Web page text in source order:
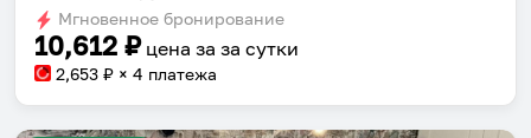
Мгновенное бронирование
10,612 ₽ цена за за сутки
2,653 ₽ × 4 платежаУстановить приложение